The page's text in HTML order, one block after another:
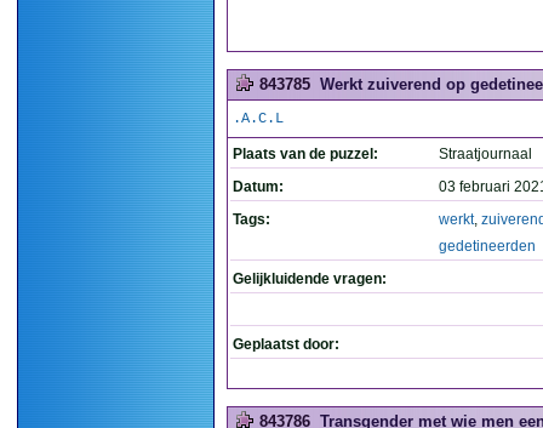
843785 Werkt zuiverend op
.A.C.L
Plaats van de puzzel:
Straatjournaal
Datum:
03 februari
Tags:
werkt,
gedetineerden
Gelijkluidende vragen:
Geplaatst door:
843786 Transgender met wie men